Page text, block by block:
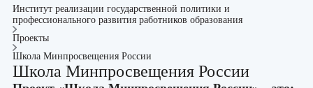
Институт реализации государственной политики и
профессионального развития работников образования
Проекты
Школа Минпросвещения России
Школа Минпросвещения России